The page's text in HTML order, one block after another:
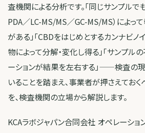
査機関による分析です。「同じサンプルで
PDA／LC-MS/MS／GC-MS/MS）によっ
がある」「CBDをはじめとするカンナビノ
物によって分解・変化し得る」「サンプル
ーションが結果を左右する」——検査の
いることを踏まえ、事業者が押さえてお
を、検査機関の立場から解説します。
KCAラボジャパン合同会社 オペレーショ